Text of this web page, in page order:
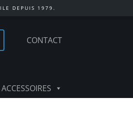
DEPUIS 1979.
CONTACT
ACCESSOIRES